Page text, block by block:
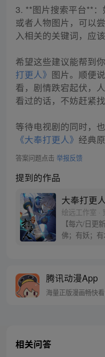
3. **图片搜索平台**
或者人物图片，可以
入相关的关键词，应
希望这些建议能帮到
打更人》 图片。顺便
看，剧情跌宕起伏，
看过的话，不妨赶紧找
等待电视剧的同时，
《大奉打更人》 经典
答案问题点击 举报反馈
提到的作品
大奉打更人
绘远工作室 ·
【每六/日更
佛；有妖；
者卖报小郎君
799493374
腾讯动漫App
海量正版漫画畅快看
相关问答